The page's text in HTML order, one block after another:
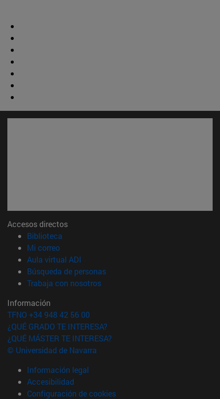
Accesos directos
Biblioteca
Mi correo(abre en nueva ventana)
Aula virtual ADI
Búsqueda de personas(abre en nueva ventana)
Trabaja con nosotros(abre en nueva ventana)
Información
TFNO +34 948 42 56 00
¿QUÉ GRADO TE INTERESA?
¿QUÉ MÁSTER TE INTERESA?
© Universidad de Navarra
Información legal
Accesibilidad
Configuración de cookies